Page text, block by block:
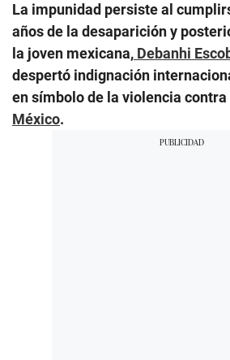
La impunidad persiste al
años de la desaparición y
la joven mexicana, Debanhi
despertó indignación
en símbolo de la violencia
México.